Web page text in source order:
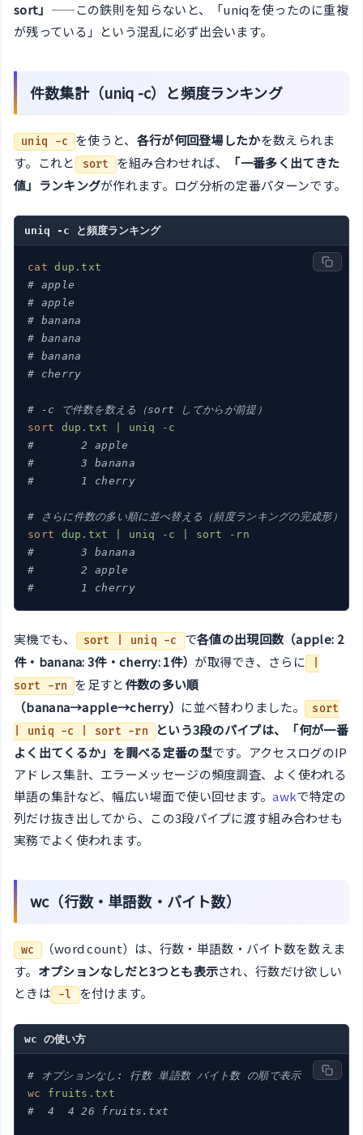
sort」 ——この鉄則を知らないと、「uniqを使ったのに重複
が残っている」という混乱に必ず出会います。
件数集計（uniq -c）と頻度ランキング
uniq -c を使うと、 各行が何回登場したかを数えられま
す。これと
sort を組み合わせれば、
「一番多く出てきた
値」ランキングが作れます。ログ分析の定番パターンです。
uniq -c と頻度ランキング
cat
dup.txt
# apple
# apple
# banana
# banana
# banana
# cherry
# -c で件数を数える（sort してからが前提）
sort
dup.txt | uniq -c
#       2 apple
#       3 banana
#       1 cherry
# さらに件数の多い順に並べ替える（頻度ランキングの完成形）
sort
dup.txt | uniq -c | sort -rn
#       3 banana
#       2 apple
#       1 cherry
実機でも、 sort | uniq -c で各値の出現回数（apple: 2
件・banana: 3件・cherry: 1件） が取得でき、さらに
sort -rn
を足すと件数の多い順
（banana→apple→cherry） に並べ替わりました。
sort
| uniq -c | sort -rn
という3段のパイプは、「何が一番
よく出てくるか」を調べる定番の型です。アクセスログのIP
アドレス集計、エラーメッセージの頻度調査、よく使われる
単語の集計など、幅広い場面で使い回せます。awkで特定の
列だけ抜き出してから、この3段パイプに渡す組み合わせも
実務でよく使われます。
wc（行数・単語数・バイト数）
wc
（word count）は、行数・単語数・バイト数を数えま
す。 オプションなしだと3つとも表示され、行数だけ欲しい
ときは
-l を付けます。
wc の使い方
# オプションなし: 行数 単語数 バイト数 の順で表示
wc
fruits.txt
#  4  4 26 fruits.txt